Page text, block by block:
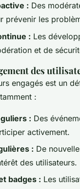
: Des
prévenir les
: Les
et de
des
engagés est un
:
: Des
activement.
: De
des utilisateurs.
badges : Les